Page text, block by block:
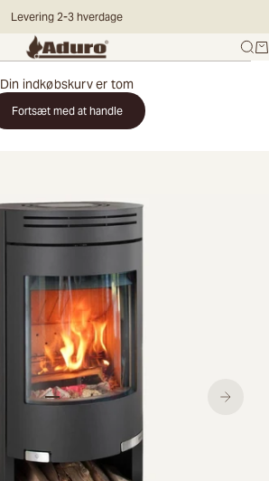
Levering 2-3 hverdage
Aduro DK Søg
Din indkøbskurv er tom
Fortsæt med at handle
Gå til element 1
Gå til element 2
Gå til element 3
Gå til element 4
Gå til element 5